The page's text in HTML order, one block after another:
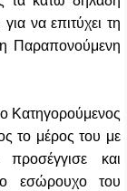
να επιτύχει τη
η Παραπονούμενη
Κατηγορούμενος
το μέρος του με
και
εσώρουχο του